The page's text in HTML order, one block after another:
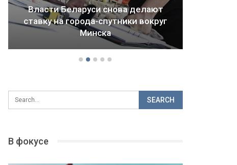
Власти Беларуси снова делают
ставку на города-спутники вокруг
Минска
В фокусе